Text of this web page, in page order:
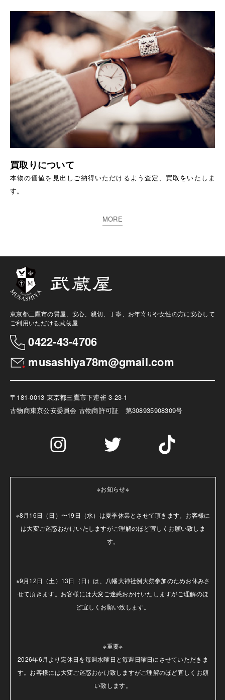
買取りについて
本物の価値を見出しご納得いただけるよう査定、買取をいたしま
す。
MORE
東京都三鷹市の質屋、安心、親切、丁寧、お年寄りや女性の方に安心して
ご利用いただける武蔵屋
0422-43-4706
musashiya78m@gmail.com
〒181-0013 東京都三鷹市下連雀 3-23-1
古物商東京公安委員会 古物商許可証 第308935908309号
※お知らせ※
※8月16日（日）〜19日（水）は夏季休業とさせて頂きます。お客様に
は大変ご迷惑おかけいたしますがご理解のほど宜しくお願い致しま
す。
※9月12日（土）13日（日）は、八幡大神社例大祭参加のためお休みさ
せて頂きます。お客様には大変ご迷惑おかけいたしますがご理解のほ
ど宜しくお願い致します。
※重要※
2026年6月より定休日を毎週水曜日と毎週日曜日にさせていただきま
す。お客様には大変ご迷惑おかけ致しますがご理解のほど宜しくお願
い致します。